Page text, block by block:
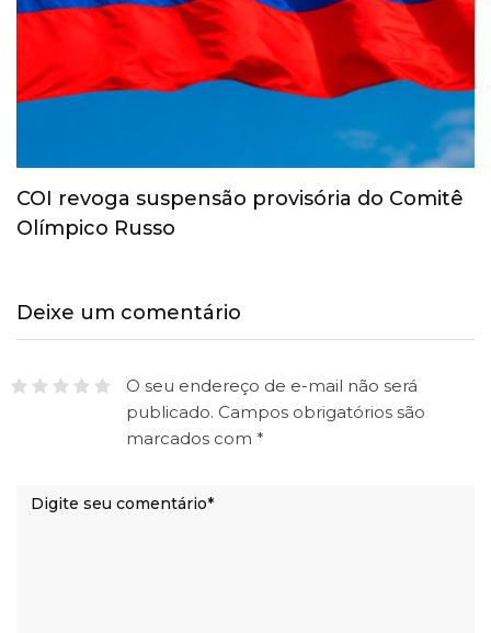
COI revoga suspensão provisória do Comitê
Olímpico Russo
Deixe um comentário
O seu endereço de e-mail não será
publicado. Campos obrigatórios são
marcados com *